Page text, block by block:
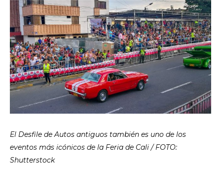
El Desfile de Autos antiguos también es uno de los
eventos más icónicos de la Feria de Cali / FOTO:
Shutterstock